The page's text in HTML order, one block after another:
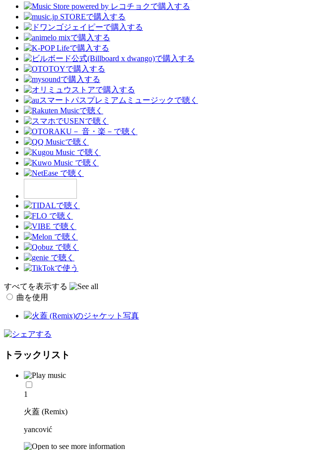
すべてを表示する
曲を使用
トラックリスト
1
火蓋 (Remix)
yancović